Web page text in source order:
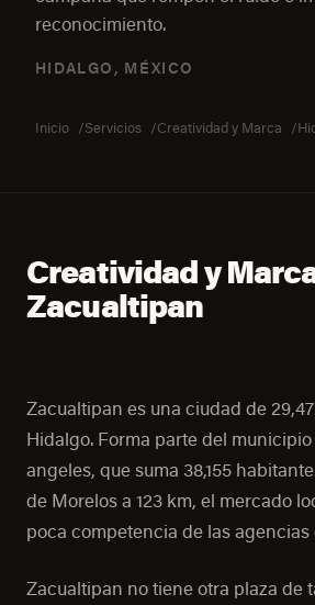
reconocimiento.
HIDALGO, MÉXICO
Inicio Servicios Creatividad y Marca
Creatividad y
Zacualtipan
Zacualtipan es una ciudad de
Hidalgo. Forma parte del
angeles, que suma 38,155
de Morelos a 123 km, el mercado
poca competencia de las
Zacualtipan no tiene otra plaza de